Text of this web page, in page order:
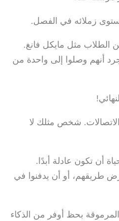
زملائه في الفصل.
الطلاب مثل مايكل فانغ.
أنهم وصلوا إلى واحدة من
شخص مثلك لا
أن تكون عادلة أبدًا.
طريقهم، أو أن يدفنوا في
بحظ أوفر من الذكاء